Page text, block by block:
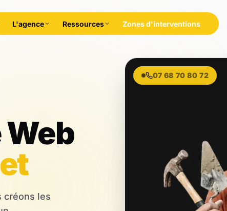
L'agence Ressources Zones d'interventions
créons les
07 68 70 80 72